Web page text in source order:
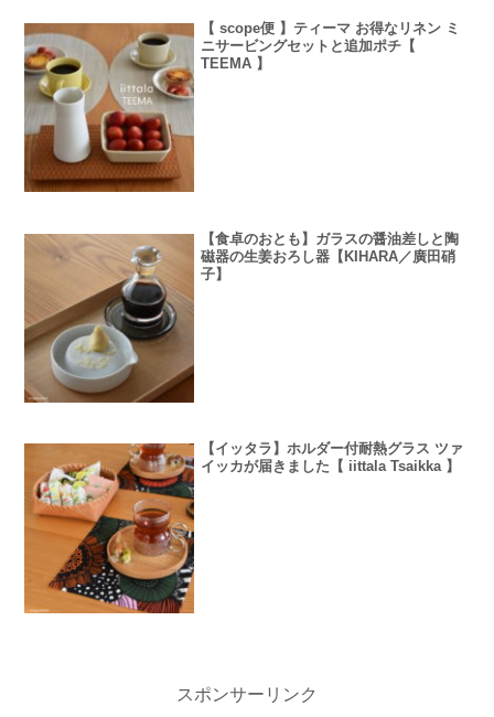
【 scope便 】ティーマ お得なリネン ミ
ニサービングセットと追加ポチ【
TEEMA 】
【食卓のおとも】ガラスの醤油差しと陶
磁器の生姜おろし器【KIHARA／廣田硝
子】
【イッタラ】ホルダー付耐熱グラス ツァ
イッカが届きました【 iittala Tsaikka 】
スポンサーリンク